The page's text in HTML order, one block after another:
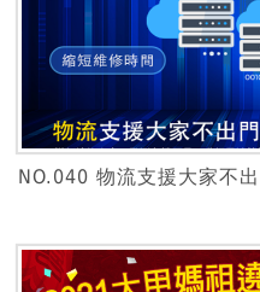
NO.040 物流支援大家不